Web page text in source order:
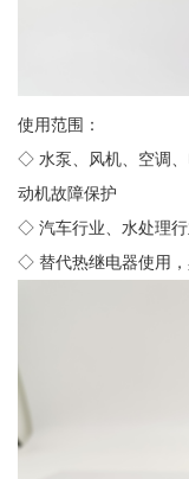
使用范围：
◇ 水泵、风机、空调
动机故障保护
◇ 汽车行业、水处理
◇ 替代热继电器使用